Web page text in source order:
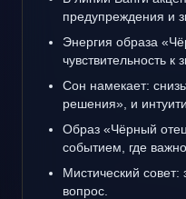
предупреждения и
Энергия образа
чувствительность к
Сон намекает:
решения», и
Образ «Чёрный
событием, где
Мистический
вопрос.